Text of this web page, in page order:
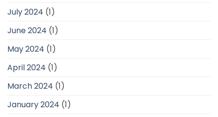
July 2024 (1)
June 2024 (1)
May 2024 (1)
April 2024 (1)
March 2024 (1)
January 2024 (1)